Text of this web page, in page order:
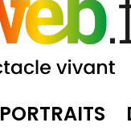
PORTRAITS